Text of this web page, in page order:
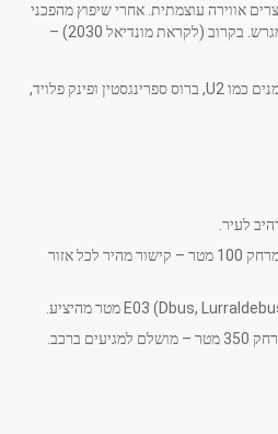
אווירה עוצמתית. אחרי שיפוץ מהפכני
(2019) – גם הקהל קרוב יותר למגרש. בקרוב (לקראת מונדיאל 2030) –
מעבר לכדורגל, האצטדיון אירח אמנים כמו U2, ברוס ספרינגסטין ופינק פלויד,
לעיר.
: תחנת Euskotren, מרחק 100 מטר – קישור מהיר לכל אזור